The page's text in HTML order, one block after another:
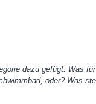
dazu gefügt. Was
oder? Was